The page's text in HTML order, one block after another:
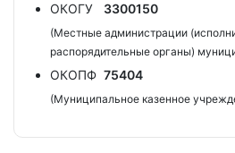
ОКОГУ 3300150
(Местные администрации
распорядительные органы)
ОКОПФ 75404
(Муниципальное казенное